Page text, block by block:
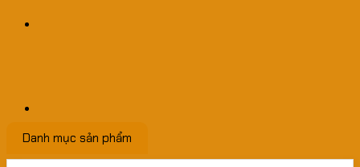
Danh mục sản phẩm